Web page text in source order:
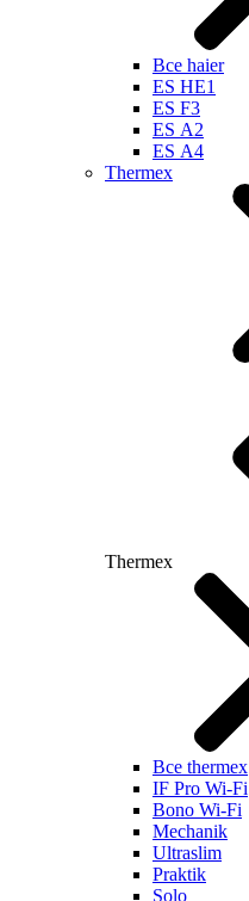
Все haier
ES HE1
ES F3
ES А2
ES А4
Thermex
Thermex
Все thermex
IF Pro Wi-Fi
Bono Wi-Fi
Mechanik
Ultraslim
Praktik
Solo